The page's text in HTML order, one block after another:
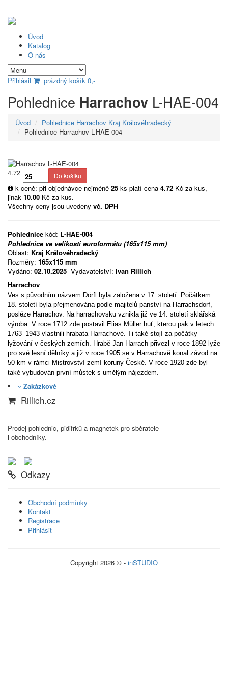
Úvod
Katalog
O nás
Přihlásit prázdný košík 0,-
Pohlednice Harrachov L-HAE-004
Úvod
Pohlednice Harrachov Kraj Královéhradecký
Pohlednice Harrachov L-HAE-004
4.72
k ceně: při objednávce nejméně 25 ks platí cena 4.72 Kč za kus,
jinak 10.00 Kč za kus.
Všechny ceny jsou uvedeny vč. DPH
Pohlednice kód: L-HAE-004
Pohlednice ve velikosti euroformátu (165x115 mm)
Oblast: Kraj Královéhradecký
Rozměry: 165x115 mm
Vydáno: 02.10.2025 Vydavatelství: Ivan Rillich
Harrachov
Ves s původním názvem Dörfl byla založena v 17. století. Počátkem
18. století byla přejmenována podle majitelů panství na Harrachsdorf,
posléze Harrachov. Na harrachovsku vznikla již ve 14. století sklářská
výroba. V roce 1712 zde postavil Elias Müller huť, kterou pak v letech
1763–1943 vlastnili hrabata Harrachové. Ti také stojí za počátky
lyžování v českých zemích. Hrabě Jan Harrach přivezl v roce 1892 lyže
pro své lesní dělníky a již v roce 1905 se v Harrachově konal závod na
50 km v rámci Mistrovství zemí koruny České. V roce 1920 zde byl
také vybudován první můstek s umělým nájezdem.
Zakázkové
Rillich.cz
Prodej pohlednic, pidifrků a magnetek pro sběratele
i obchodníky.
Odkazy
Obchodní podmínky
Kontakt
Registrace
Přihlásit
Copyright 2026 © - inSTUDIO